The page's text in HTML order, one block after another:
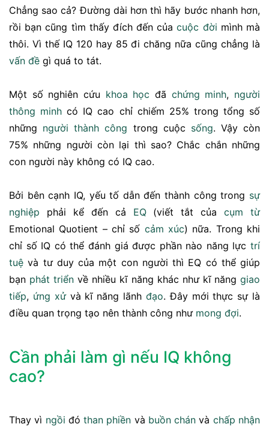
Chẳng sao cả? Đường dài hơn thì hãy bước nhanh hơn,
rồi bạn cũng tìm thấy đích đến củacuộc đời mình mà
thôi. Vì thế IQ 120 hay 85 đi chăng nữa cũng chẳng là
vấn đề gì quá to tát.
Một số nghiên cứu khoa học đã chứng minh, người
thông minh có IQ cao chỉ chiếm 25% trong tổng số
những người thành công trong cuộc sống. Vậy còn
75% những người còn lại thì sao? Chắc chắn những
con người này không có IQ cao.
Bởi bên cạnh IQ, yếu tố dẫn đến thành công trong sự
nghiệp phải kể đến cả EQ(viết tắt củacụm từ
Emotional Quotient – chỉ số cảm xúc) nữa. Trong khi
chỉ số IQ có thể đánh giá được phần nào năng lực trí
tuệ và tư duy của một con người thì EQ có thể giúp
bạn phát triển về nhiều kĩ năng khác như kĩ nănggiao
tiếp, ứng xửvà kĩ năng lãnh đạo. Đây mới thực sự là
điều quan trọng tạo nên thành công như mong đợi.
Cần phải làm gì nếu IQ không
cao?
Thay vì ngồi đóthan phiền và buồn chán và chấp nhận